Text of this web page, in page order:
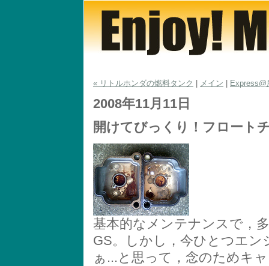
« リトルホンダの燃料タンク メイン
2008年11月11日
開けてびっくり！フロート
基本的なメンテナンスで，
GS。しかし，今ひとつエ
ぁ...と思って，念のためキ